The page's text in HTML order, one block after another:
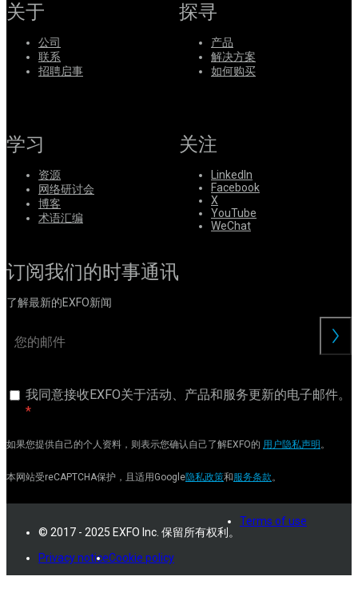
关于
公司
联系
招聘启事
探寻
产品
解决方案
如何购买
学习
资源
网络研讨会
博客
术语汇编
关注
LinkedIn
Facebook
X
YouTube
WeChat
订阅我们的时事通讯
了解最新的EXFO新闻
我同意接收EXFO关于活动、产品和服务更新的电子邮件。
如果您提供自己的个人资料，则表示您确认自己了解EXFO的 用户隐私声明。
本网站受reCAPTCHA保护，且适用Google隐私政策和服务条款。
© 2017 - 2025 EXFO Inc. 保留所有权利。
Terms of use
Privacy noticeCookie policy